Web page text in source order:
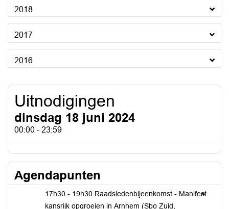
2018
2017
2016
Uitnodigingen
dinsdag 18 juni 2024
00:00 - 23:59
Agendapunten
17h30 - 19h30 Raadsledenbijeenkomst - Manifest
kansrijk opgroeien in Arnhem (Sbo Zuid,